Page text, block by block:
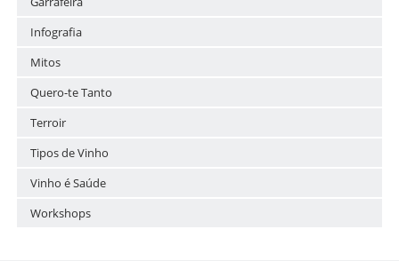
Infografia
Mitos
Quero-te Tanto
Terroir
Tipos de Vinho
Vinho é Saúde
Workshops